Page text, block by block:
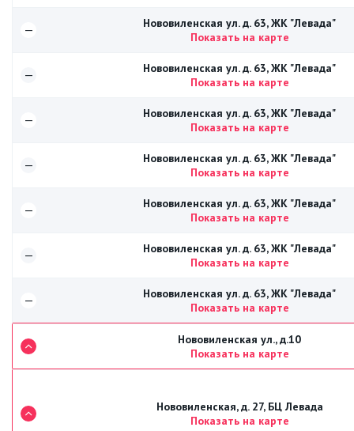
—
Нововиленская ул. д. 63, ЖК "Левада"
Показать на карте
—
Нововиленская ул. д. 63, ЖК "Левада"
Показать на карте
—
Нововиленская ул. д. 63, ЖК "Левада"
Показать на карте
—
Нововиленская ул. д. 63, ЖК "Левада"
Показать на карте
—
Нововиленская ул. д. 63, ЖК "Левада"
Показать на карте
—
Нововиленская ул. д. 63, ЖК "Левада"
Показать на карте
—
Нововиленская ул. д. 63, ЖК "Левада"
Показать на карте
Нововиленская ул., д.10
Показать на карте
Нововиленская, д. 27, БЦ Левада
Показать на карте